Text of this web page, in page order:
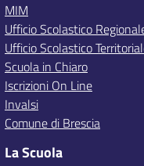
MIM
Ufficio Scolastico
Ufficio Scolastico
Scuola in Chiaro
Iscrizioni On Line
Invalsi
Comune di Brescia
La Scuola